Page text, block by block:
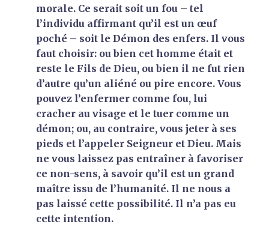
morale. Ce serait soit un fou – tel
l’individu affirmant qu’il est un œuf
poché – soit le Démon des enfers. Il vous
faut choisir: ou bien cet homme était et
reste le Fils de Dieu, ou bien il ne fut rien
d’autre qu’un aliéné ou pire encore. Vous
pouvez l’enfermer comme fou, lui
cracher au visage et le tuer comme un
démon; ou, au contraire, vous jeter à ses
pieds et l’appeler Seigneur et Dieu. Mais
ne vous laissez pas entraîner à favoriser
ce non-sens, à savoir qu’il est un grand
maître issu de l’humanité. Il ne nous a
pas laissé cette possibilité. Il n’a pas eu
cette intention.